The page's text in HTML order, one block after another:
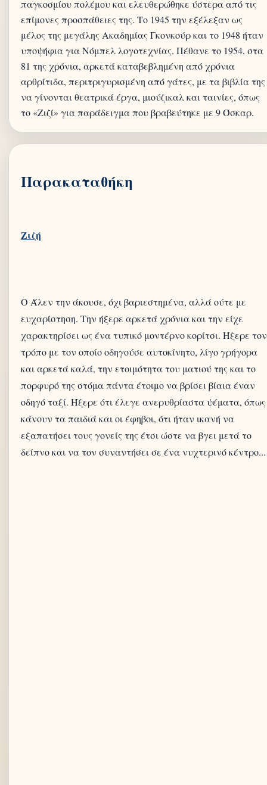
παγκοσμίου πολέμου και ελευθερώθηκε ύστερα από τις
επίμονες προσπάθειες της. Το 1945 την εξέλεξαν ως
μέλος της μεγάλης Ακαδημίας Γκονκούρ και το 1948 ήταν
υποψήφια για Νόμπελ λογοτεχνίας. Πέθανε το 1954, στα
81 της χρόνια, αρκετά καταβεβλημένη από χρόνια
αρθρίτιδα, περιτριγυρισμένη από γάτες, με τα βιβλία της
να γίνονται θεατρικά έργα, μιούζικαλ και ταινίες, όπως
Παρακαταθήκη
Ο Άλεν την άκουσε, όχι βαριεστημένα, αλλά ούτε με
ευχαρίστηση. Την ήξερε αρκετά χρόνια και την είχε
χαρακτηρίσει ως ένα τυπικό μοντέρνο κορίτσι. Ήξερε τον
τρόπο με τον οποίο οδηγούσε αυτοκίνητο, λίγο γρήγορα
και αρκετά καλά, την ετοιμότητα του ματιού της και το
πορφυρό της στόμα πάντα έτοιμο να βρίσει βίαια έναν
οδηγό ταξί. Ήξερε ότι έλεγε ανερυθρίαστα ψέματα, όπως
κάνουν τα παιδιά και οι έφηβοι, ότι ήταν ικανή να
εξαπατήσει τους γονείς της έτσι ώστε να βγει μετά το